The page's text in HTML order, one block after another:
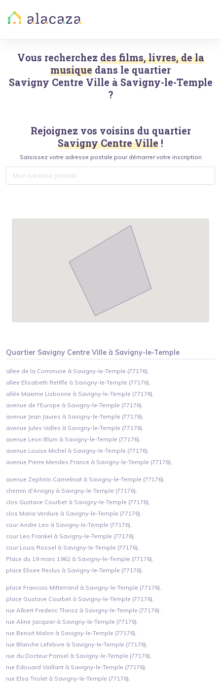
Vous recherchez des films, livres, de la
musique dans le quartier
Savigny Centre Ville à Savigny-le-Temple
?
Rejoignez vos voisins du quartier
Savigny Centre Ville !
Saisissez votre adresse postale pour démarrer votre inscription
Quartier Savigny Centre Ville à Savigny-le-Temple
allee de la Commune à Savigny-le-Temple (77176),
allee Elisabeth Retiffe à Savigny-le-Temple (77176),
allée Maxime Lisbonne à Savigny-le-Temple (77176),
avenue de l'Europe à Savigny-le-Temple (77176),
avenue Jean Jaures à Savigny-le-Temple (77176),
avenue Jules Valles à Savigny-le-Temple (77176),
avenue Leon Blum à Savigny-le-Temple (77176),
avenue Louise Michel à Savigny-le-Temple (77176),
avenue Pierre Mendes France à Savigny-le-Temple (77176),
avenue Zephirin Camelinat à Savigny-le-Temple (77176),
chemin d'Arvigny à Savigny-le-Temple (77176),
clos Gustave Courbet à Savigny-le-Temple (77176),
clos Maria Verdure à Savigny-le-Temple (77176),
cour Andre Leo à Savigny-le-Temple (77176),
cour Leo Frankel à Savigny-le-Temple (77176),
cour Louis Rossel à Savigny-le-Temple (77176),
Place du 19 mars 1962 à Savigny-le-Temple (77176),
place Elisee Reclus à Savigny-le-Temple (77176),
place Francois Mitterrand à Savigny-le-Temple (77176),
place Gustave Courbet à Savigny-le-Temple (77176),
rue Albert Frederic Theisz à Savigny-le-Temple (77176),
rue Aline Jacquier à Savigny-le-Temple (77176),
rue Benoit Malon à Savigny-le-Temple (77176),
rue Blanche Lefebvre à Savigny-le-Temple (77176),
rue du Docteur Parisel à Savigny-le-Temple (77176),
rue Edouard Vaillant à Savigny-le-Temple (77176),
rue Elsa Triolet à Savigny-le-Temple (77176),